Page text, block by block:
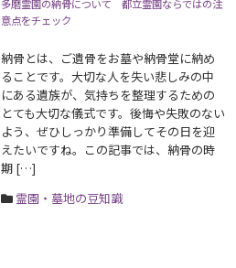
多磨霊園の納骨について 都立霊園ならではの注
意点をチェック
納骨とは、ご遺骨をお墓や納骨堂に納め
ることです。大切な人を失い悲しみの中
にある遺族が、気持ちを整理するための
とても大切な儀式です。後悔や失敗のない
よう、ぜひしっかり準備してその日を迎
えたいですね。この記事では、納骨の時
期 […]
霊園・墓地の豆知識